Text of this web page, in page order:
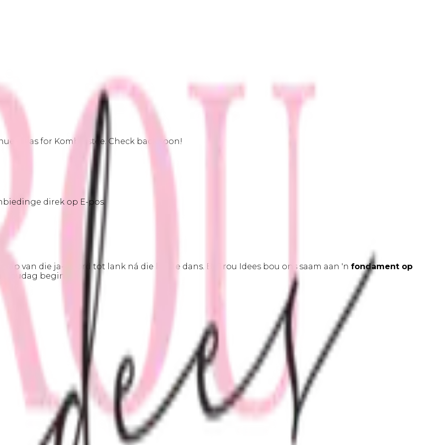
ideas for Kombuistee. Check back soon!
direk op E-pos.
van die ja-woord tot lank ná die laaste dans. By Trou Idees bou ons saam aan 'n fondament op
troudag begin.